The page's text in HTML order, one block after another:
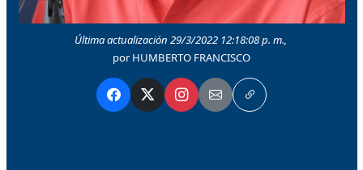
Última actualización 29/3/2022 12:18:08 p. m.,
por HUMBERTO FRANCISCO